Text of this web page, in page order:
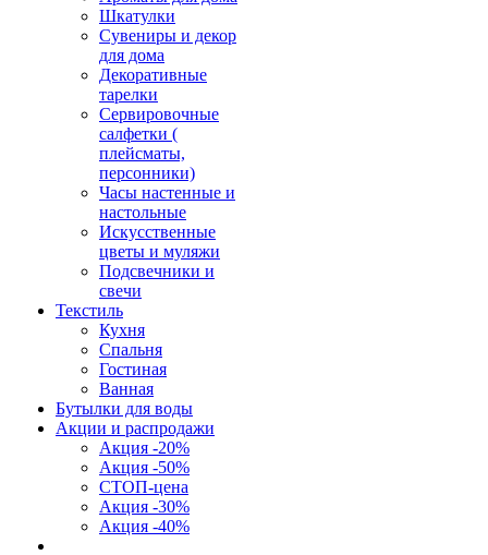
Шкатулки
Сувениры и декор
для дома
Декоративные
тарелки
Сервировочные
салфетки (
плейсматы,
персонники)
Часы настенные и
настольные
Искусственные
цветы и муляжи
Подсвечники и
свечи
Текстиль
Кухня
Спальня
Гостиная
Ванная
Бутылки для воды
Акции и распродажи
Акция -20%
Акция -50%
СТОП-цена
Акция -30%
Акция -40%